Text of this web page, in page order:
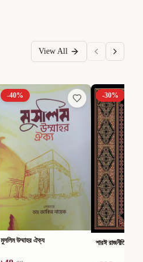
View All
-40%
মুসলিম উম্মাহর ঐক্য
-30%
শারঈ রাজনীতি